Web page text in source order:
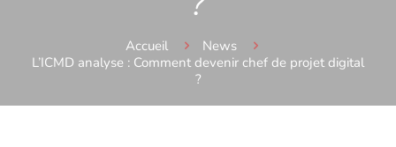
Accueil
News
L’ICMD analyse : Comment devenir chef de projet digital
?